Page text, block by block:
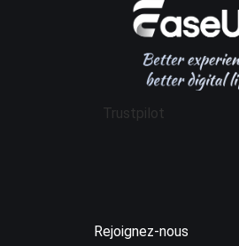
Conditions générales
Gestion de partition
Sauvegarde & Restauration
Data Recovery Wizard Pro
Data Recovery Wizard for Mac Pro
Trustpilot
Rejoignez-nous